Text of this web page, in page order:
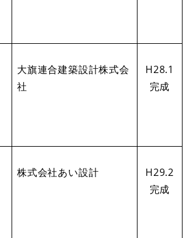
大旗連合建築設計株式会
社
H28.1
完成
株式会社あい設計
H29.2
完成